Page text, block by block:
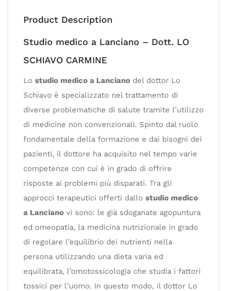
Product Description
Studio medico a Lanciano – Dott. LO
SCHIAVO CARMINE
Lo studio medico a Lanciano del dottor Lo
Schiavo è specializzato nel trattamento di
diverse problematiche di salute tramite l’utilizzo
di medicine non convenzionali. Spinto dal ruolo
fondamentale della formazione e dai bisogni dei
pazienti, il dottore ha acquisito nel tempo varie
competenze con cui è in grado di offrire
risposte ai problemi più disparati. Tra gli
approcci terapeutici offerti dallo studio medico
a Lanciano vi sono: le già sdoganate agopuntura
ed omeopatia, la medicina nutrizionale in grado
di regolare l’equilibrio dei nutrienti nella
persona utilizzando una dieta varia ed
equilibrata, l’omotossicologia che studia i fattori
tossici per l’uomo. In questo modo, il dottor Lo